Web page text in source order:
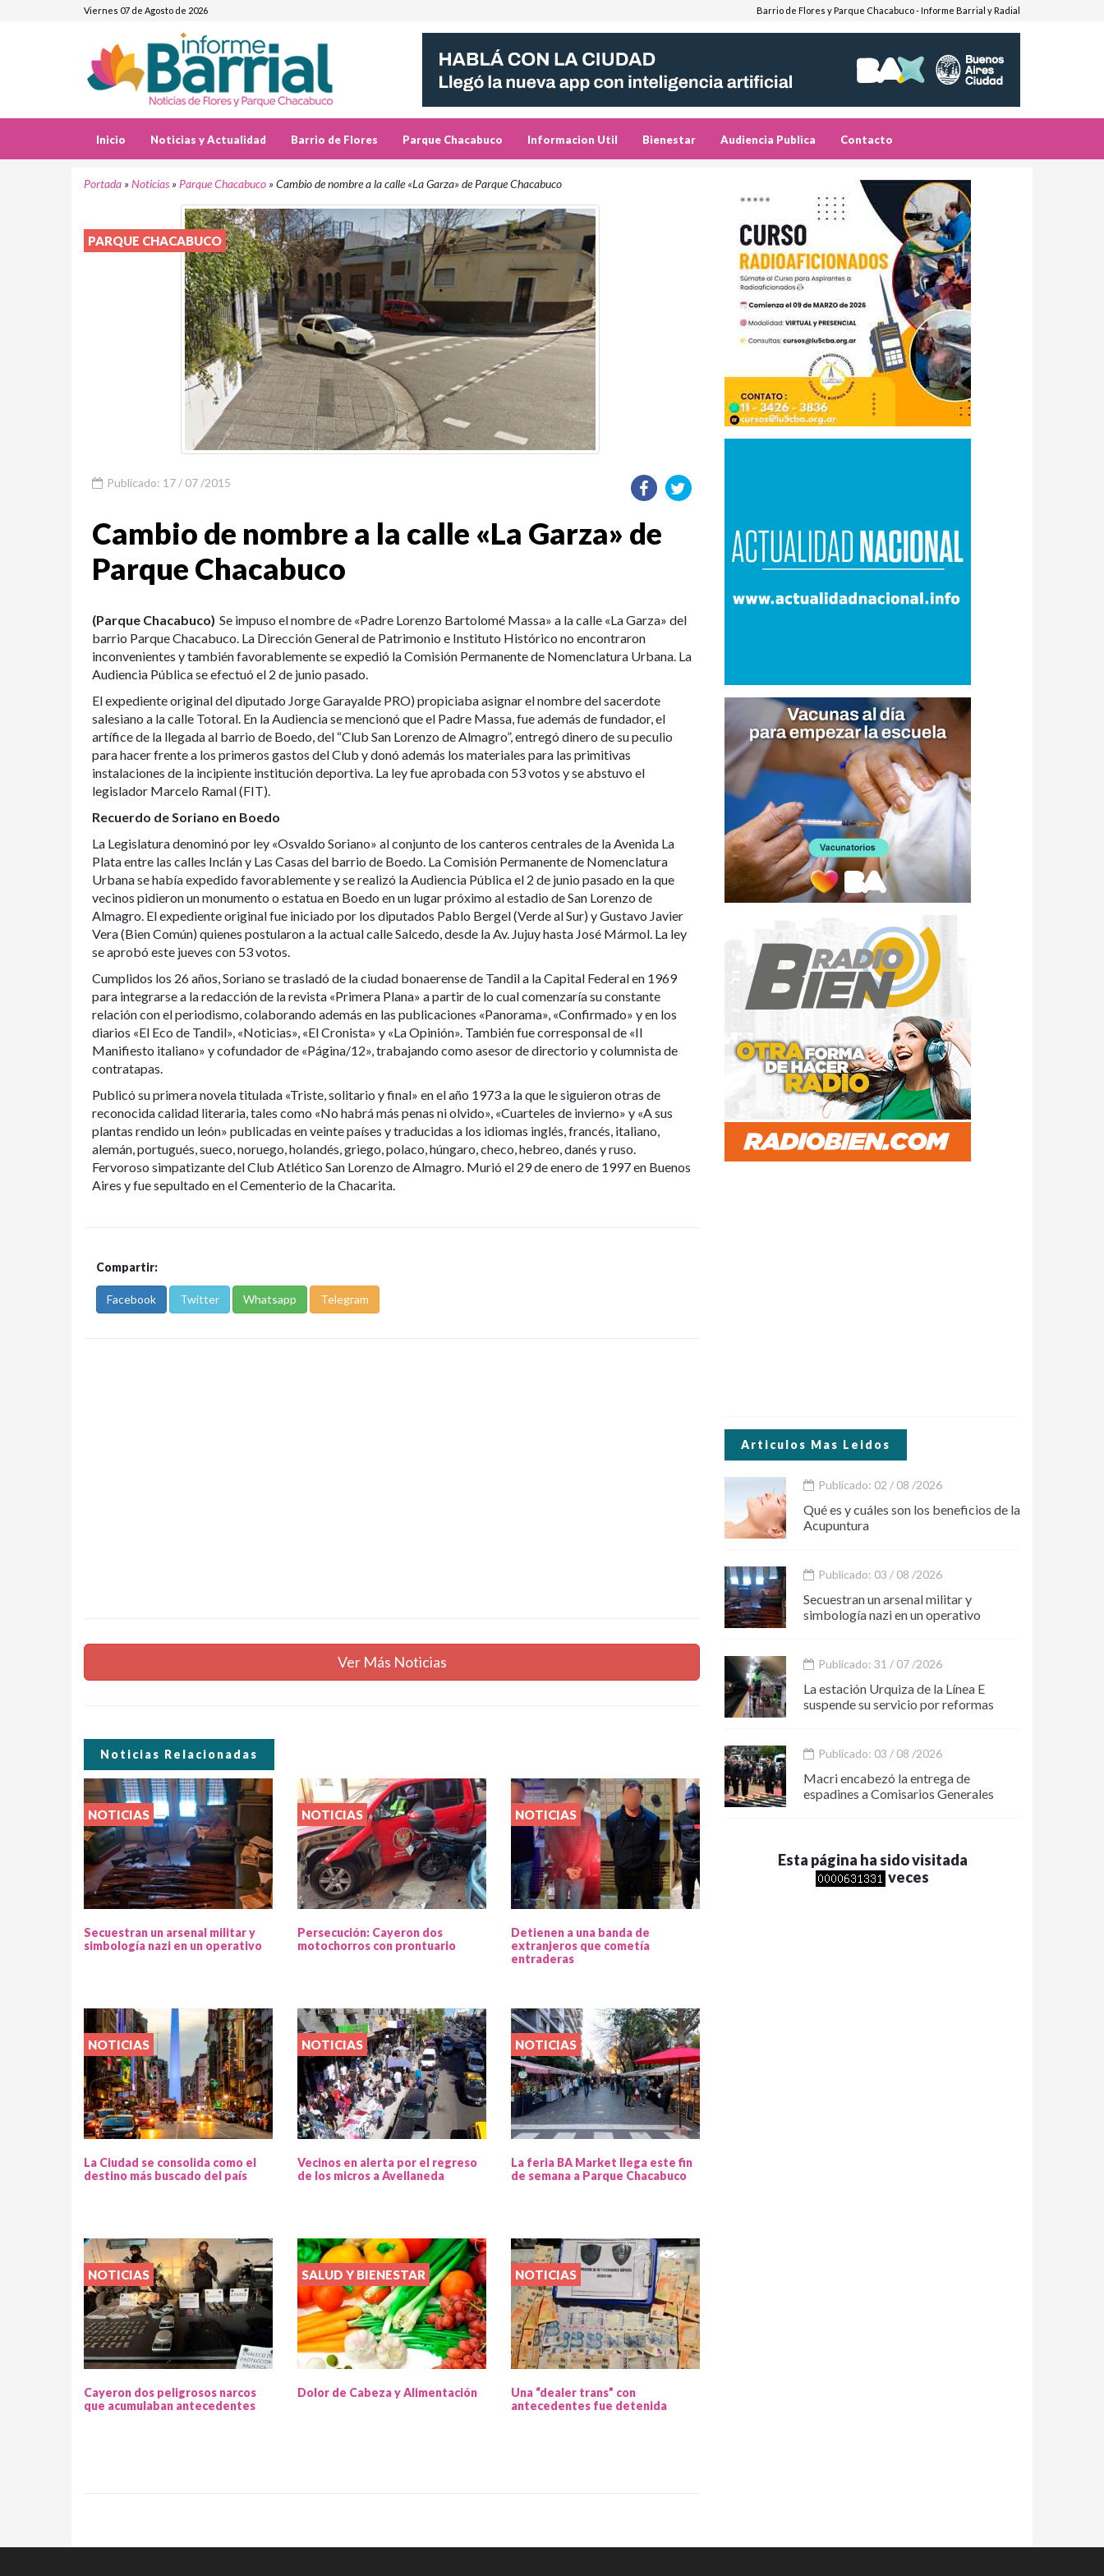
Viernes 07 de Agosto de 2026 Barrio de Flores y Parque Chacabuco - Informe Barrial y Radial
Inicio Noticias y Actualidad Barrio de Flores Parque Chacabuco Informacion Util Bienestar Audiencia Publica Contacto
Portada »Noticias » Parque Chacabuco »Cambio de nombre a la calle «La Garza» de Parque Chacabuco
PARQUE CHACABUCO
Publicado: 17 / 07 /2015
Cambio de nombre a la calle «La Garza» de
Parque Chacabuco
(Parque Chacabuco) Se impuso el nombre de «Padre Lorenzo Bartolomé Massa» a la calle «La Garza» del
barrio Parque Chacabuco. La Dirección General de Patrimonio e Instituto Histórico no encontraron
inconvenientes y también favorablemente se expedió la Comisión Permanente de Nomenclatura Urbana. La
Audiencia Pública se efectuó el 2 de junio pasado.
El expediente original del diputado Jorge Garayalde PRO) propiciaba asignar el nombre del sacerdote
salesiano a la calle Totoral. En la Audiencia se mencionó que el Padre Massa, fue además de fundador, el
artífice de la llegada al barrio de Boedo, del “Club San Lorenzo de Almagro”, entregó dinero de su peculio
para hacer frente a los primeros gastos del Club y donó además los materiales para las primitivas
instalaciones de la incipiente institución deportiva. La ley fue aprobada con 53 votos y se abstuvo el
legislador Marcelo Ramal (FIT).
Recuerdo de Soriano en Boedo
La Legislatura denominó por ley «Osvaldo Soriano» al conjunto de los canteros centrales de la Avenida La
Plata entre las calles Inclán y Las Casas del barrio de Boedo. La Comisión Permanente de Nomenclatura
Urbana se había expedido favorablemente y se realizó la Audiencia Pública el 2 de junio pasado en la que
vecinos pidieron un monumento o estatua en Boedo en un lugar próximo al estadio de San Lorenzo de
Almagro. El expediente original fue iniciado por los diputados Pablo Bergel (Verde al Sur) y Gustavo Javier
Vera (Bien Común) quienes postularon a la actual calle Salcedo, desde la Av. Jujuy hasta José Mármol. La ley
se aprobó este jueves con 53 votos.
Cumplidos los 26 años, Soriano se trasladó de la ciudad bonaerense de Tandil a la Capital Federal en 1969
para integrarse a la redacción de la revista «Primera Plana» a partir de lo cual comenzaría su constante
relación con el periodismo, colaborando además en las publicaciones «Panorama», «Confirmado» y en los
diarios «El Eco de Tandil», «Noticias», «El Cronista» y «La Opinión». También fue corresponsal de «Il
Manifiesto italiano» y cofundador de «Página/12», trabajando como asesor de directorio y columnista de
contratapas.
Publicó su primera novela titulada «Triste, solitario y final» en el año 1973 a la que le siguieron otras de
reconocida calidad literaria, tales como «No habrá más penas ni olvido», «Cuarteles de invierno» y «A sus
plantas rendido un león» publicadas en veinte países y traducidas a los idiomas inglés, francés, italiano,
alemán, portugués, sueco, noruego, holandés, griego, polaco, húngaro, checo, hebreo, danés y ruso.
Fervoroso simpatizante del Club Atlético San Lorenzo de Almagro. Murió el 29 de enero de 1997 en Buenos
Aires y fue sepultado en el Cementerio de la Chacarita.
Compartir:
Facebook Twitter Whatsapp Telegram
Ver Más Noticias
Noticias Relacionadas
NOTICIAS
Secuestran un arsenal militar y
simbología nazi en un operativo
NOTICIAS
Persecución: Cayeron dos
motochorros con prontuario
NOTICIAS
Detienen a una banda de
extranjeros que cometía
entraderas
NOTICIAS
La Ciudad se consolida como el
destino más buscado del país
NOTICIAS
Vecinos en alerta por el regreso
de los micros a Avellaneda
NOTICIAS
La feria BA Market llega este fin
de semana a Parque Chacabuco
NOTICIAS
Cayeron dos peligrosos narcos
que acumulaban antecedentes
SALUD Y BIENESTAR
Dolor de Cabeza y Alimentación
NOTICIAS
Una “dealer trans” con
antecedentes fue detenida
Articulos Mas Leidos
Publicado: 02 / 08 /2026
Qué es y cuáles son los beneficios de la
Acupuntura
Publicado: 03 / 08 /2026
Secuestran un arsenal militar y
simbología nazi en un operativo
Publicado: 31 / 07 /2026
La estación Urquiza de la Línea E
suspende su servicio por reformas
Publicado: 03 / 08 /2026
Macri encabezó la entrega de
espadines a Comisarios Generales
Esta página ha sido visitada
veces